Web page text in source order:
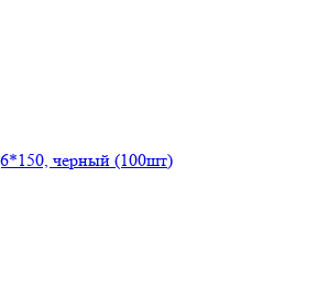
черный (100шт)